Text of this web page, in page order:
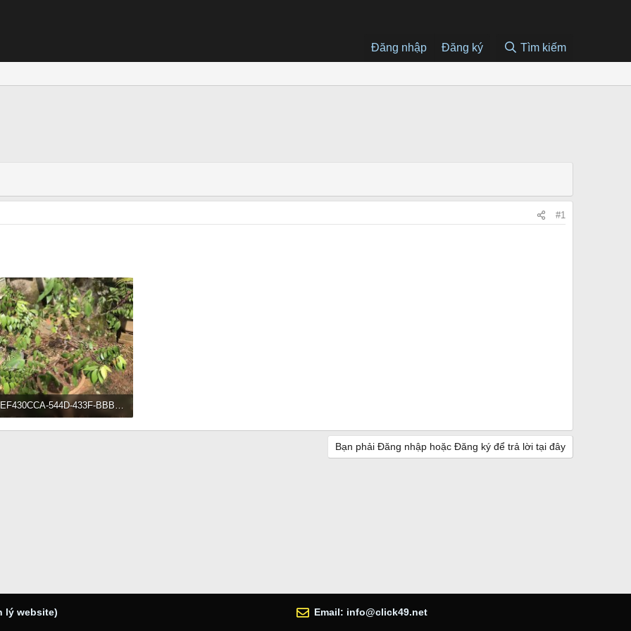
Đăng nhập Đăng ký Tìm kiếm
#1
EF430CCA-544D-433F-BBB1-2FACD97DA58F.jpeg
453.8 KB · Đọc: 227
Bạn phải Đăng nhập hoặc Đăng ký để trả lời tại đây
lý website) Email: info@click49.net